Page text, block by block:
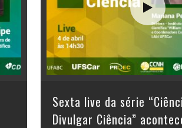
Sexta live da série
Divulgar Ciência”